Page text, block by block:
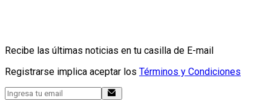
Recibe las últimas noticias en tu casilla de E-mail
Registrarse implica aceptar los Términos y Condiciones